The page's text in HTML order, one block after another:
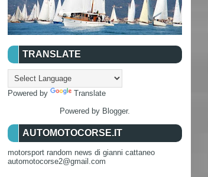
TRANSLATE
Powered by
Translate
Powered by Blogger.
AUTOMOTOCORSE.IT
motorsport random news di gianni cattaneo
automotocorse2@gmail.com